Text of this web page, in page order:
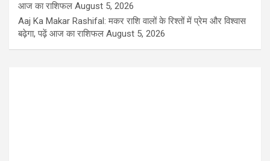
आज का राशिफल August 5, 2026
Aaj Ka Makar Rashifal: मकर राशि वालों के रिश्तों में प्रेम और विश्वास
बढ़ेगा, पढ़ें आज का राशिफल August 5, 2026